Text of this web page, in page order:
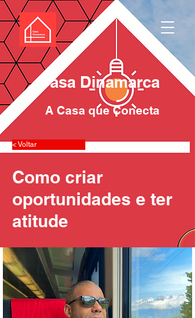
Casa Dinamarca
A Casa que Conecta
< Voltar
Como criar
oportunidades e ter
atitude